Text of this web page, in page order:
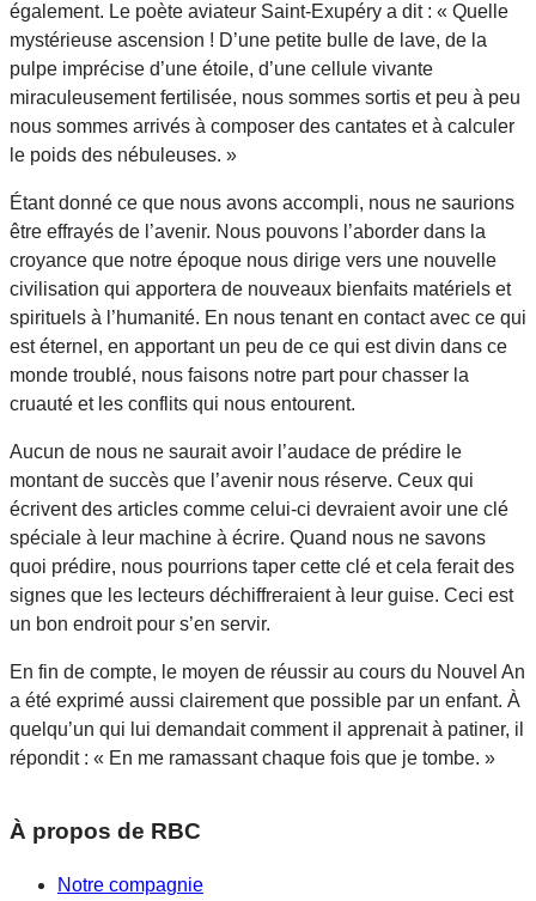
également. Le poète aviateur Saint-Exupéry a dit : « Quelle
mystérieuse ascension ! D’une petite bulle de lave, de la
pulpe imprécise d’une étoile, d’une cellule vivante
miraculeusement fertilisée, nous sommes sortis et peu à peu
nous sommes arrivés à composer des cantates et à calculer
le poids des nébuleuses. »
Étant donné ce que nous avons accompli, nous ne saurions
être effrayés de l’avenir. Nous pouvons l’aborder dans la
croyance que notre époque nous dirige vers une nouvelle
civilisation qui apportera de nouveaux bienfaits matériels et
spirituels à l’humanité. En nous tenant en contact avec ce qui
est éternel, en apportant un peu de ce qui est divin dans ce
monde troublé, nous faisons notre part pour chasser la
cruauté et les conflits qui nous entourent.
Aucun de nous ne saurait avoir l’audace de prédire le
montant de succès que l’avenir nous réserve. Ceux qui
écrivent des articles comme celui-ci devraient avoir une clé
spéciale à leur machine à écrire. Quand nous ne savons
quoi prédire, nous pourrions taper cette clé et cela ferait des
signes que les lecteurs déchiffreraient à leur guise. Ceci est
un bon endroit pour s’en servir.
En fin de compte, le moyen de réussir au cours du Nouvel An
a été exprimé aussi clairement que possible par un enfant. À
quelqu’un qui lui demandait comment il apprenait à patiner, il
répondit : « En me ramassant chaque fois que je tombe. »
À propos de RBC
Notre compagnie